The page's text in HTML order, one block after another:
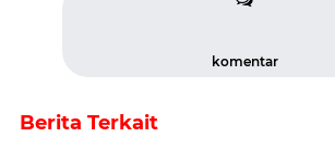
komentar
Berita Terkait